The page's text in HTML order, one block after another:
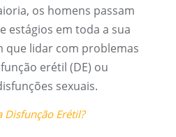
os homens passam
estágios em toda a sua
que lidar com problemas
erétil (DE) ou
sexuais.
Disfunção Erétil?